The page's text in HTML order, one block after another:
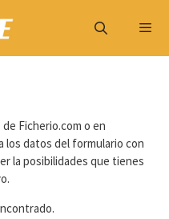
Ficherio.com o en
datos del formulario con
la posibilidades que tienes